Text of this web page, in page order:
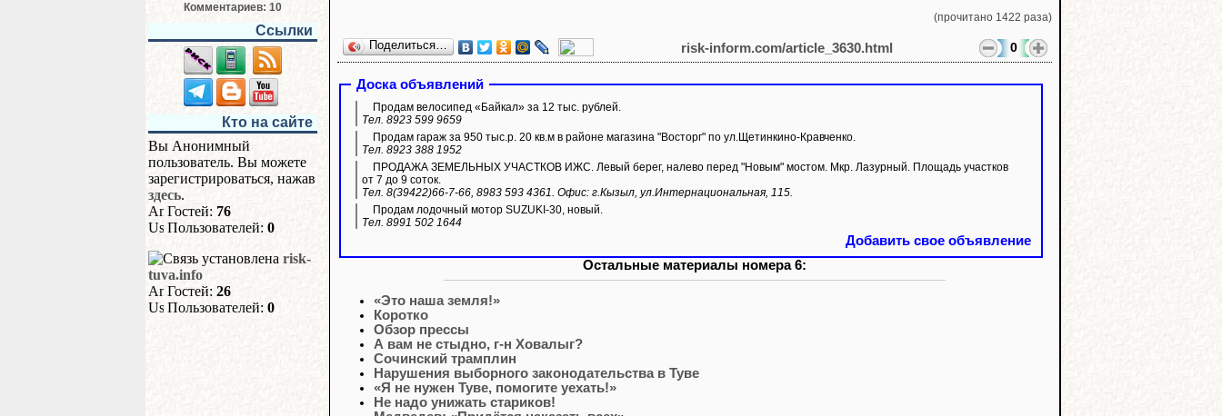
Комментариев: 10
Ссылки
Кто на сайте
Вы Анонимный
пользователь. Вы можете
зарегистрироваться, нажав
здесь.
Гостей: 76
Пользователей: 0
risk-
tuva.info
Гостей: 26
Пользователей: 0
(прочитано 1422 раза)
Поделиться… 0
risk-inform.com/article_3630.html
Доска объявлений
Продам велосипед «Байкал» за 12 тыс. рублей.
Тел. 8923 599 9659
Продам гараж за 950 тыс.р. 20 кв.м в районе магазина "Восторг" по ул.Щетинкино-Кравченко.
Тел. 8923 388 1952
ПРОДАЖА ЗЕМЕЛЬНЫХ УЧАСТКОВ ИЖС. Левый берег, налево перед "Новым" мостом. Мкр. Лазурный. Площадь участков
от 7 до 9 соток.
Тел. 8(39422)66-7-66, 8983 593 4361. Офис: г.Кызыл, ул.Интернациональная, 115.
Продам лодочный мотор SUZUKI-30, новый.
Тел. 8991 502 1644
Добавить свое объявление
Остальные материалы номера 6:
«Это наша земля!»
Коротко
Обзор прессы
А вам не стыдно, г-н Ховалыг?
Сочинский трамплин
Нарушения выборного законодательства в Туве
«Я не нужен Туве, помогите уехать!»
Не надо унижать стариков!